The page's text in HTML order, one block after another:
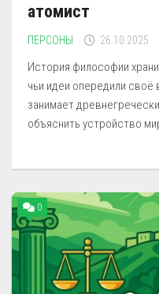
атомист
ПЕРСОНЫ 26.10.2025
История философии
чьи идеи опередили
занимает
объяснить устройство
0